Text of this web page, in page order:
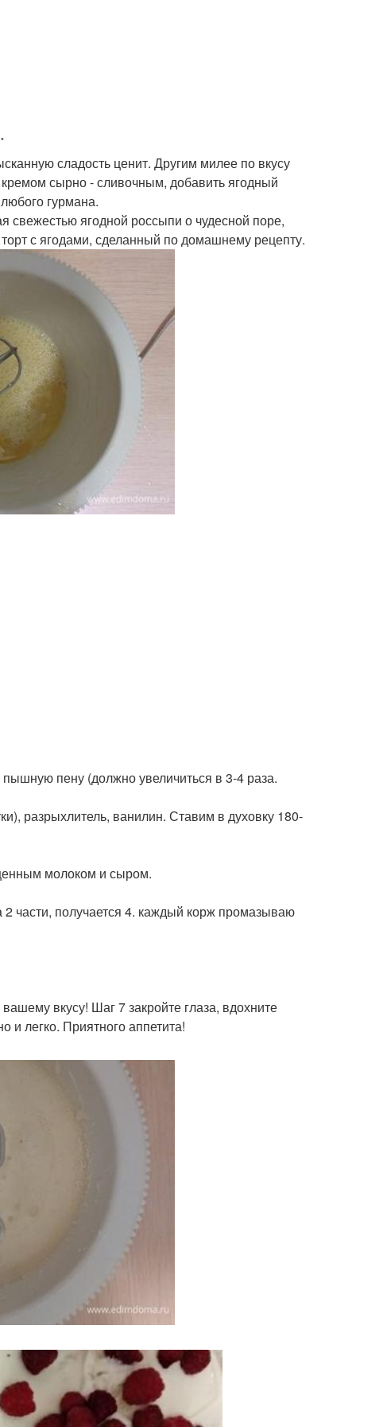
сладость ценит. Другим милее по вкусу
сырно - сливочным, добавить ягодный
гурмана.
свежестью ягодной россыпи о чудесной поре,
с ягодами, сделанный по домашнему рецепту.
пену (должно увеличиться в 3-4 раза.
разрыхлитель, ванилин. Ставим в духовку 180-
молоком и сыром.
части, получается 4. каждый корж промазываю
вкусу! Шаг 7 закройте глаза, вдохните
и легко. Приятного аппетита!